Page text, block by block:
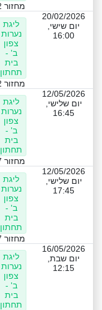
מחזור 2
20/02/2026
יום שישי,
16:00
ליגת
נערות
צפון
ב' -
בית
תחתון
מחזור 2
12/05/2026
יום שלישי,
16:45
ליגת
נערות
צפון
ב' -
בית
תחתון
מחזור 7
12/05/2026
יום שלישי,
17:45
ליגת
נערות
צפון
ב' -
בית
תחתון
מחזור 7
16/05/2026
יום שבת,
12:15
ליגת
נערות
צפון
ב' -
בית
תחתון